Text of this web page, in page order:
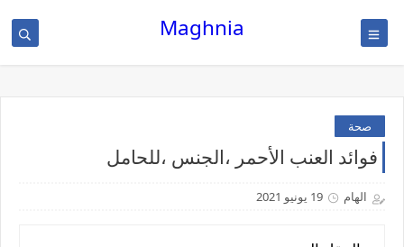
Maghnia
صحة
فوائد العنب الأحمر ،الجنس ،للحامل
الهام 19 يونيو 2021